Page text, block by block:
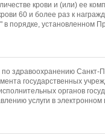
крови и (или) ее
60 и более раз к
порядке, установленном
здравоохранению Санкт-
государственных
органов
услуги в